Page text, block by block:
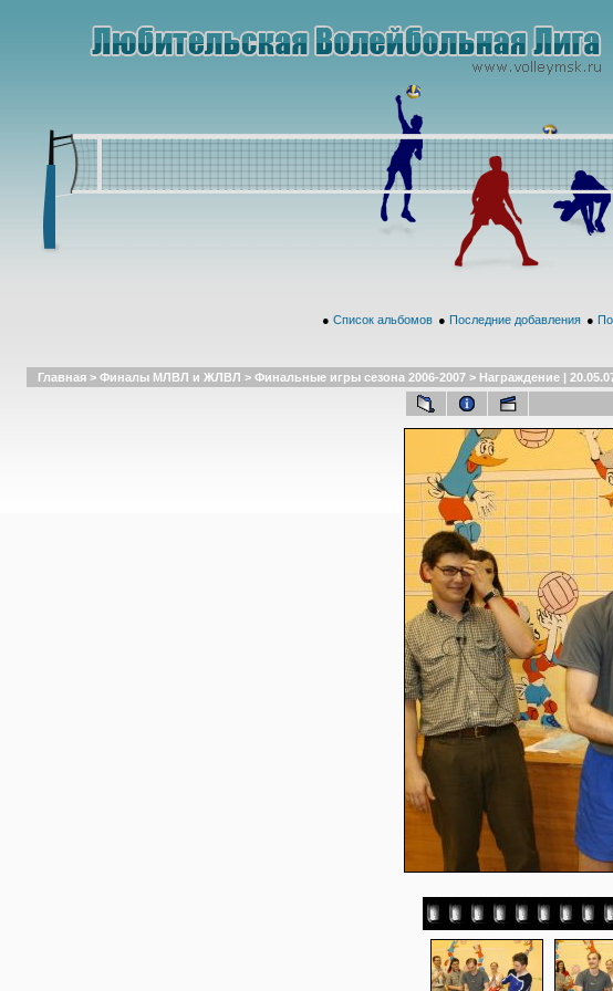
● Список альбомов ● Последние добавления ●
Главная > Финалы МЛВЛ и ЖЛВЛ > Финальные игры сезона 2006-2007 > Награждение |